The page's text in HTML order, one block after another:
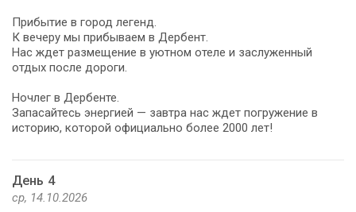
Прибытие в город легенд.
К вечеру мы прибываем в Дербент.
Нас ждет размещение в уютном отеле и заслуженный
отдых после дороги.
Ночлег в Дербенте.
Запасайтесь энергией — завтра нас ждет погружение в
историю, которой официально более 2000 лет!
День 4
ср, 14.10.2026